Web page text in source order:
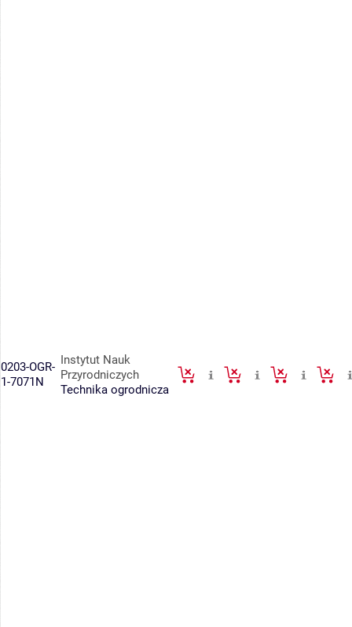
0203-OGR-
1-7071N
Instytut Nauk
Przyrodniczych
Technika ogrodnicza